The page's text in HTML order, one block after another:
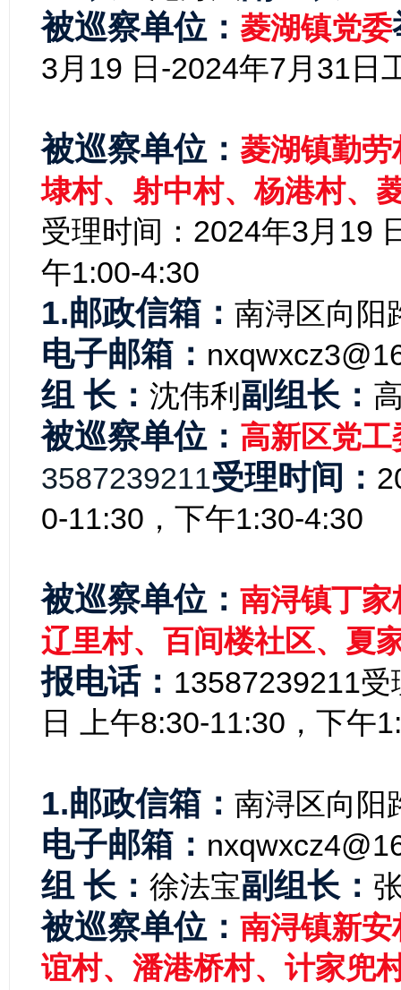
被巡察单位： 菱湖镇党委
3月19 日-2024年7月31日
被巡察单位： 菱湖镇勤
埭村、射中村、杨港村、
受理时间： 2024年3月19
午1:00-4:30
1.邮政信箱： 南浔区向阳
电子邮箱：
组 长： 沈伟利 副组长：
被巡察单位： 高新区党
3587239211受理时间： 2
0-11:30，下午1:30-4:30
被巡察单位： 南浔镇丁
辽里村、 百间楼社区、夏
报电话： 13587239211受
日 上午8:30-11:30，下午
1.邮政信箱： 南浔区向阳
电子邮箱：
组 长： 徐法宝副组长：
被巡察单位： 南浔镇新
谊村、潘港桥村、计家兜